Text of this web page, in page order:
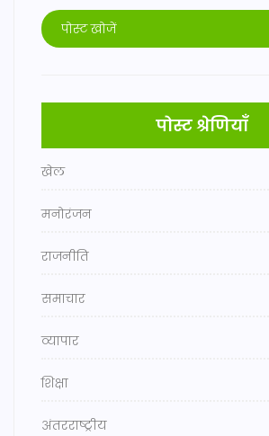
पोस्ट श्रेणियाँ
खेल
मनोरंजन
राजनीति
समाचार
व्यापार
शिक्षा
अंतरराष्ट्रीय